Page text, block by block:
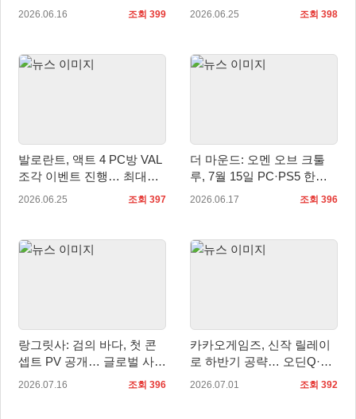
대전에서 세계 최강팀 가린
2026.06.16 조회 399
즌 서버’ 6월 25일 전격 오픈!
2026.06.25 조회 398
발로란트, 액트 4 PC방 VAL
조각 이벤트 진행… 최대
7,120개 획득
2026.06.25 조회 397
더 마운드: 오멘 오브 크툴
루, 7월 15일 PC·PS5 한국
어판 출시
2026.06.17 조회 396
랑그릿사: 검의 바다, 첫 콘
셉트 PV 공개… 글로벌 사전
예약 시작
2026.07.16 조회 396
카카오게임즈, 신작 릴레이
로 하반기 공략… 오딘Q·도
깨비의세계·갓 세이브 버밍
2026.07.01 조회 392